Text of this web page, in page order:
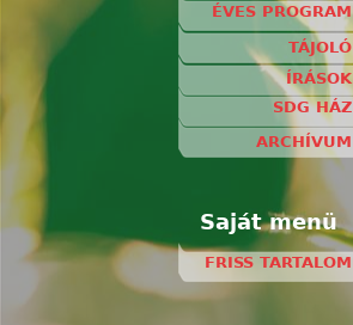
ÉVES PROGRAM
TÁJOLÓ
ÍRÁSOK
SDG HÁZ
ARCHÍVUM
Saját menü
FRISS TARTALOM